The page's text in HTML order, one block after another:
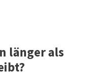
länger als